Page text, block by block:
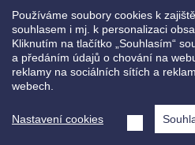
Obrázek
Používáme soubory cookies k
souhlasem i mj. k personalizaci
Kliknutím na tlačítko „Souhlasím“
a předáním údajů o chování na
reklamy na sociálních sítích a
webech.
Nastavení cookies